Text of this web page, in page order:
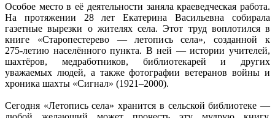
Особое место в её деятельности заняла краеведческая работа.
На протяжении 28 лет Екатерина Васильевна собирала
газетные вырезки о жителях села. Этот труд воплотился в
книге «Старопестерево — летопись села», созданной к
275‑летию населённого пункта. В ней — истории учителей,
шахтёров, медработников, библиотекарей и других
уважаемых людей, а также фотографии ветеранов войны и
хроника шахты «Сигнал» (1921–2000).
Сегодня «Летопись села» хранится в сельской библиотеке —